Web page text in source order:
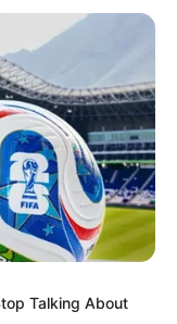
Talking About